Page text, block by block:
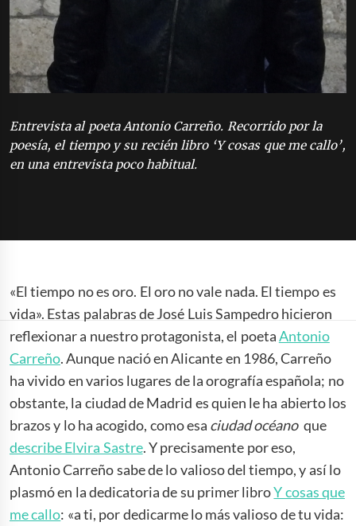
Entrevista al poeta Antonio Carreño. Recorrido por la
poesía, el tiempo y su recién libro ‘Y cosas que me callo’,
en una entrevista poco habitual.
«El tiempo no es oro. El oro no vale nada. El tiempo es
vida». Estas palabras de José Luis Sampedro hicieron
reflexionar a nuestro protagonista, el poetaAntonio
Carreño. Aunque nació en Alicante en 1986, Carreño
ha vivido en varios lugares de la orografía española; no
obstante, la ciudad de Madrid es quien le ha abierto los
brazos y lo ha acogido, como esa ciudad océanoque
describe Elvira Sastre. Y precisamente por eso,
Antonio Carreño sabe de lo valioso del tiempo, y así lo
plasmó en la dedicatoria de su primer libroY cosas que
me callo: «a ti, por dedicarme lo más valioso de tu vida: